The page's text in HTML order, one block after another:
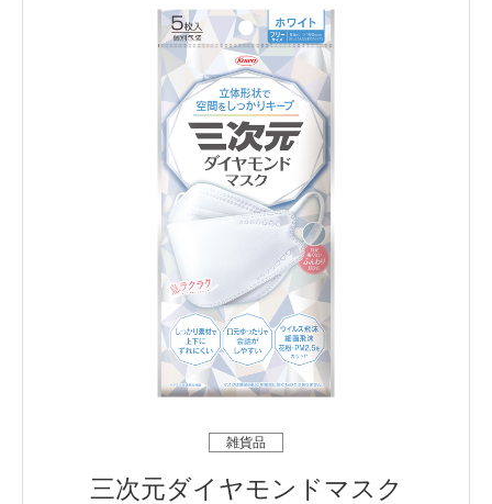
雑貨品
三次元ダイヤモンドマスク